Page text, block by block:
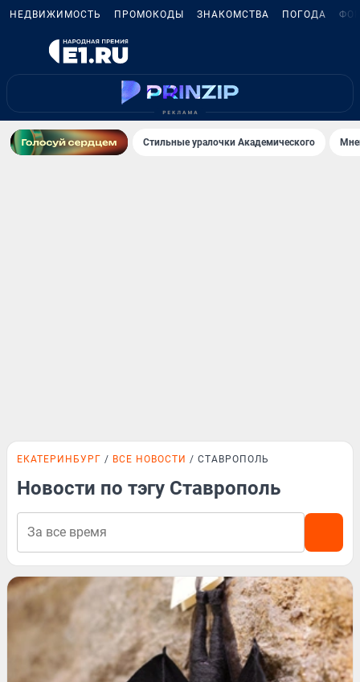
НЕДВИЖИМОСТЬ ПРОМОКОДЫ ЗНАКОМСТВА ПОГОДА
Стильные уралочки Академического
ЕКАТЕРИНБУРГ ВСЕ НОВОСТИ СТАВРОПОЛЬ
Новости по тэгу Ставрополь